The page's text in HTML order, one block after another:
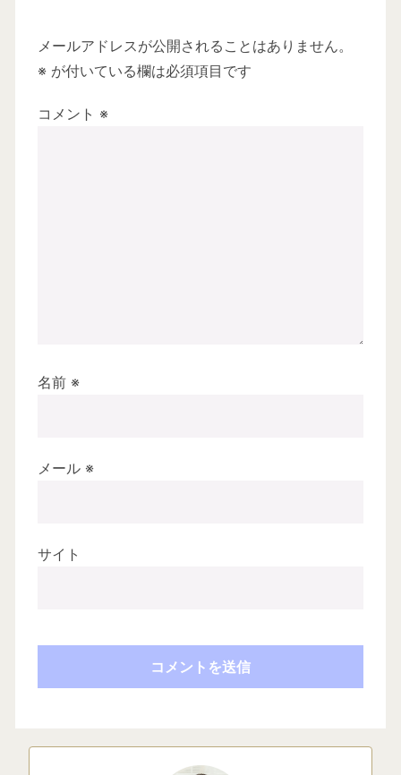
メールアドレスが公開されることはありません。
※ が付いている欄は必須項目です
コメント ※
名前 ※
メール ※
サイト